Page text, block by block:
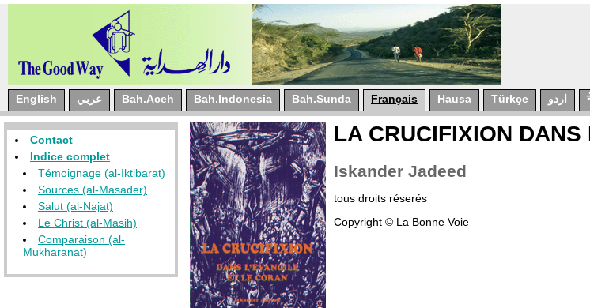
English عربي Bah.Aceh Bah.Indonesia Bah.Sunda Français Hausa Türkçe اردو
Contact
Indice complet
Témoignage (al-Iktibarat)
Sources (al-Masader)
Salut (al-Najat)
Le Christ (al-Masih)
Comparaison (al-
Mukharanat)
LA CRUCIFIXION
Iskander Jadeed
tous droits réserés
Copyright © La Bonne Voie